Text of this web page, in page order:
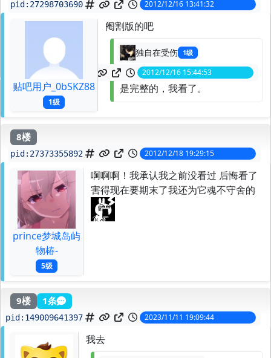
pid: 27298703690 2012/12/16 13:41:32
贴吧用户_0bSKZ88
1级
阉割版的吧
独自在受伤 1级
27302591001 2012/12/16 15:44:53
是完整的，我看了。
8楼
pid: 27373355892 2012/12/18 19:29:15
prince梦城岛屿
物椿-
5级
啊啊啊！我承认我之前没看过 后悔看了
害得现在要期末了我还为它魂不守舍的
9楼 1条
pid: 149009641397 2023/11/11 19:09:44
我去